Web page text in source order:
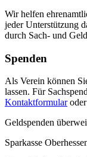
Wir helfen
jeder Unterstützung
durch Sach- und
Spenden
Als Verein können
lassen. Für
Kontaktformularoder
Geldspenden
Sparkasse